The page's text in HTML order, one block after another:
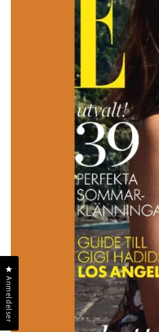
Anmeldelser
Klik for at åbne anmeldelsesdialogboksen